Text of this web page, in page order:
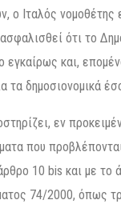
ο Ιταλός νομοθέτης
ότι το
εγκαίρως και,
τα δημοσιονομικά
εν
που
10 bis και με το
74/2000, όπως